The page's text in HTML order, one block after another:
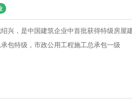
兴，是中国建筑企业中首批获得特级房屋
包特级，市政公用工程施工总承包一级